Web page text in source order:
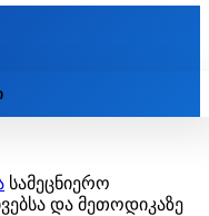
სამეცნიერო
და მეთოდიკაზე